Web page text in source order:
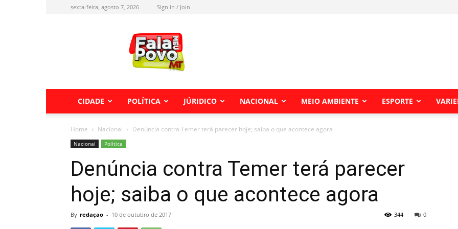
sexta-feira, agosto 7, 2026 Sign in / Join
Fala
meu
Povo
MT
CIDADE POLÍTICA JÚRIDICO NACIONAL MEIO AMBIENTE ESPORTE
Home Nacional Denúncia contra Temer terá parecer hoje; saiba o que acontece agora
Nacional Política
Denúncia contra Temer terá parecer
hoje; saiba o que acontece agora
By redaçao - 10 de outubro de 2017 0
344